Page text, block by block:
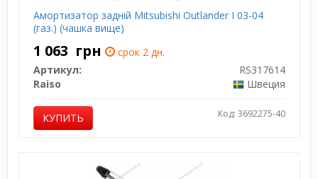
Амортизатор задній Mitsubishi Outlander I 03-04
(газ.) (чашка вище)
1 063 грн
срок 2 дн.
Артикул:
RS317614
Raiso
Швеция
КУПИТЬ Код: 3692275-40